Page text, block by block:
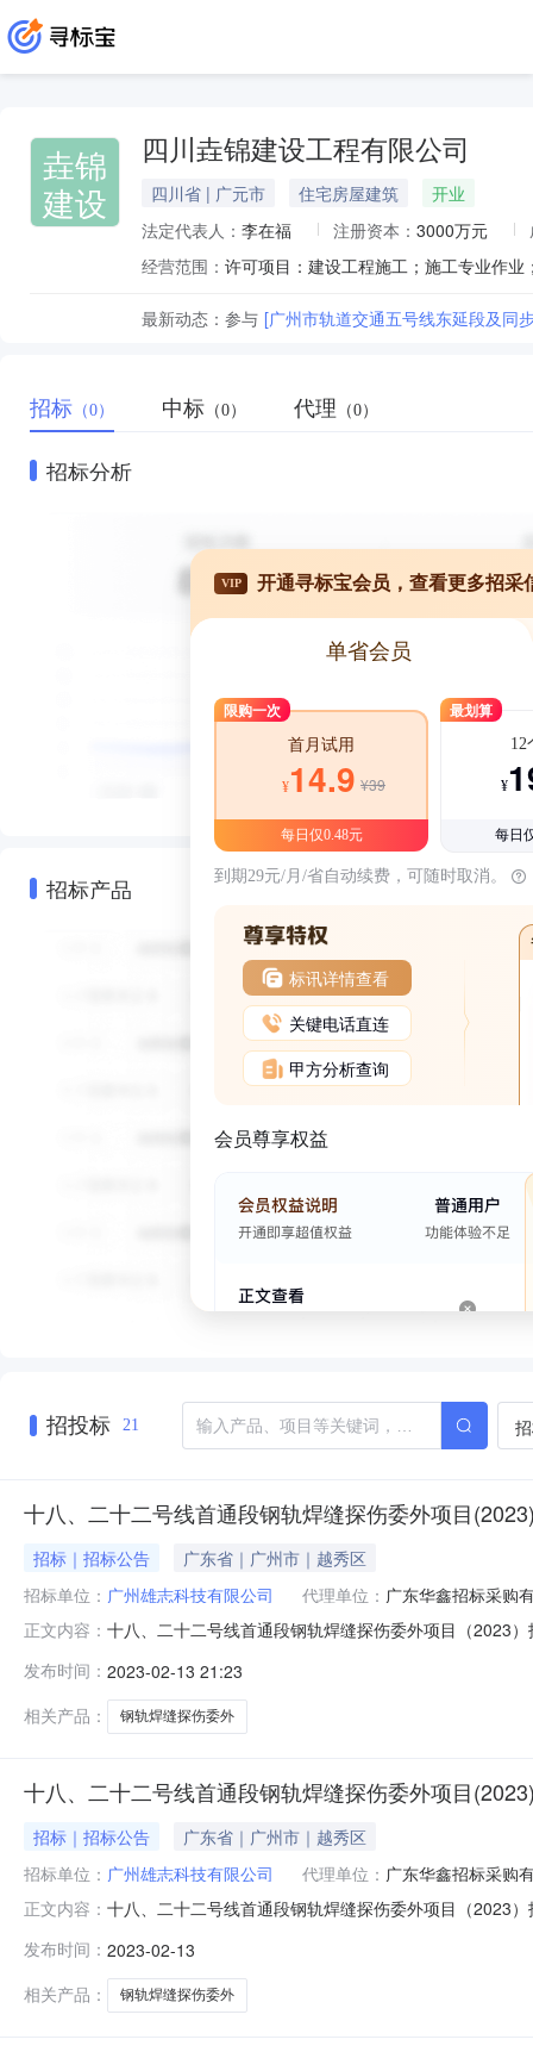
垚锦
建设
四川垚锦建设工程有限公司
四川省 | 广元市 住宅房屋建筑
开业
法定代表人： 李在福 注册资本： 3000万元
经营范围：
最新动态： 参与 [广州市轨道交通五号线东延段及同
招标 （0） 中标 （0） 代理 （0）
招标分析
招标产品
VIP 开通寻标宝会员，查看更多招采
单省会员
限购一次
首月试用
¥14.9 ¥39
每日仅0.48元
最划算
12
¥
每日
到期29元/月/省自动续费，可随时取消。
标讯详情查看
关键电话直连
甲方分析查询
会员尊享权益
招投标 21
十八、二十二号线首通段钢轨焊缝探伤委外项目
招标｜招标公告
广东省｜广州市｜越秀区
招标单位： 广州雄志科技有限公司 代理单位： 广东华鑫招标采购
正文内容： 十八、二十二号线首通段钢轨焊缝探伤委外项目（2023
伤委外项目（2023）招标公告广东城际铁路运营有限公
华人民共和国
发布时间： 2023-02-13 21:23
相关产品：
钢轨焊缝探伤委外
十八、二十二号线首通段钢轨焊缝探伤委外项目
招标｜招标公告
广东省｜广州市｜越秀区
招标单位： 广州雄志科技有限公司 代理单位： 广东华鑫招标采购
正文内容： 十八、二十二号线首通段钢轨焊缝探伤委外项目（2023
探伤委外项目（2023）招标公告广东城际铁路运营有限
发布时间： 2023-02-13
相关产品：
钢轨焊缝探伤委外